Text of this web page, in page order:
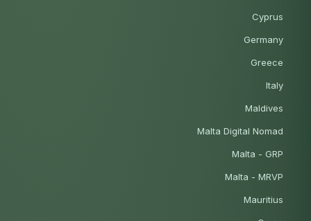
Cyprus
Germany
Greece
Italy
Maldives
Malta Digital Nomad
Malta - GRP
Malta - MRVP
Mauritius